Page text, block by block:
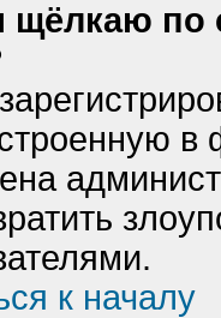
щёлкаю по
к началу